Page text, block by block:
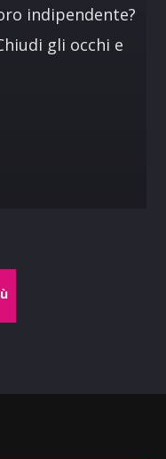
indipendente?
gli occhi e